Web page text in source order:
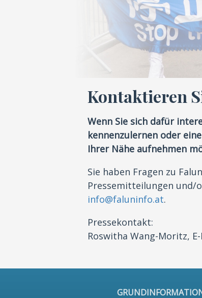
Neueste
Newsletter
Kontaktieren
Wenn Sie sich dafür
kennenzulernen oder
Ihrer Nähe aufnehmen
Sie haben Fragen zu
Pressemitteilungen und/
info@faluninfo.at.
Pressekontakt:
Roswitha Wang-Moritz,